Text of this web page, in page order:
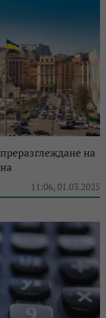
на
11:06, 01.03.2025